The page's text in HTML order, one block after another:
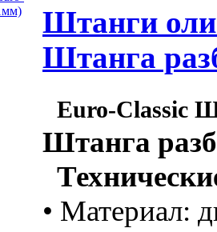
Штанги
Штанга
Euro-Classic
Штанга
• Материал: